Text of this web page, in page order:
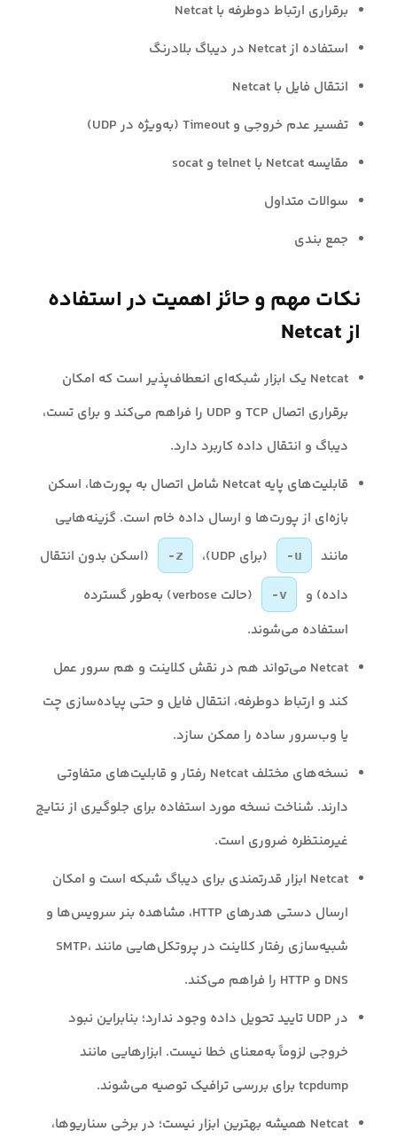
برقراری ارتباط دوطرفه با Netcat
استفاده از Netcat در دیباگ بلادرنگ
انتقال فایل با Netcat
تفسیر عدم خروجی و Timeout (به‌ویژه در UDP)
مقایسه Netcat با telnet و socat
سوالات متداول
جمع بندی
نکات مهم و حائز اهمیت در استفاده
از Netcat
Netcat یک ابزار شبکه‌ای انعطاف‌پذیر است که امکان
برقراری اتصال TCP و UDP را فراهم می‌کند و برای تست،
دیباگ و انتقال داده کاربرد دارد.
قابلیت‌های پایه Netcat شامل اتصال به پورت‌ها، اسکن
بازه‌ای از پورت‌ها و ارسال داده خام است. گزینه‌هایی
مانند
-u (برای UDP)، -z
(اسکن بدون انتقال
داده) و
-v
(حالت verbose) به‌طور گسترده
استفاده می‌شوند.
Netcat می‌تواند هم در نقش کلاینت و هم سرور عمل
کند و ارتباط دوطرفه، انتقال فایل و حتی پیاده‌سازی چت
یا وب‌سرور ساده را ممکن سازد.
نسخه‌های مختلف Netcat رفتار و قابلیت‌های متفاوتی
دارند. شناخت نسخه مورد استفاده برای جلوگیری از نتایج
غیرمنتظره ضروری است.
Netcat ابزار قدرتمندی برای دیباگ شبکه است و امکان
ارسال دستی هدرهای HTTP، مشاهده بنر سرویس‌ها و
شبیه‌سازی رفتار کلاینت در پروتکل‌هایی مانند SMTP،
DNS و HTTP را فراهم می‌کند.
در UDP تایید تحویل داده وجود ندارد؛ بنابراین نبود
خروجی لزوماً به‌معنای خطا نیست. ابزارهایی مانند
tcpdump برای بررسی ترافیک توصیه می‌شوند.
Netcat همیشه بهترین ابزار نیست؛ در برخی سناریوها،